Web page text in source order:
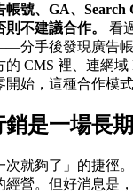
號、GA、Search
不建議合作。
看
分手後發現廣告帳
的 CMS 裡、連網
始，這種合作模
是一場長
就夠了」的捷徑
經營。但好消息是